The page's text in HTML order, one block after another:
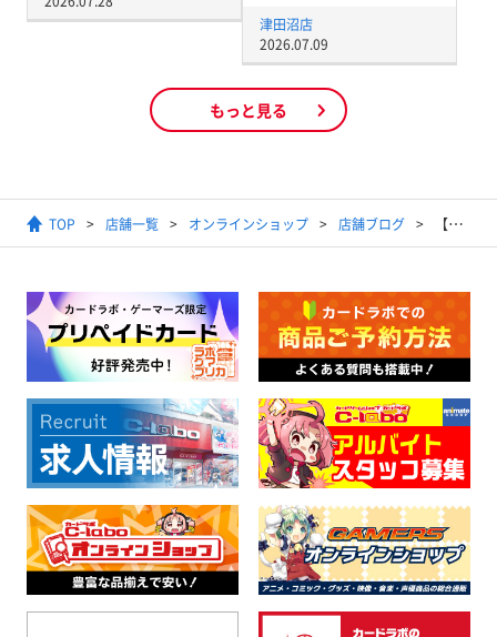
津田沼店
2026.07.09
もっと見る
TOP 店舗一覧 オンラインショップ 店舗ブログ 【通販】ヴァイス『BanG Dream! [MyGO!!!!!]』トライアルデッキ Plus｜シングルカード通販開始！